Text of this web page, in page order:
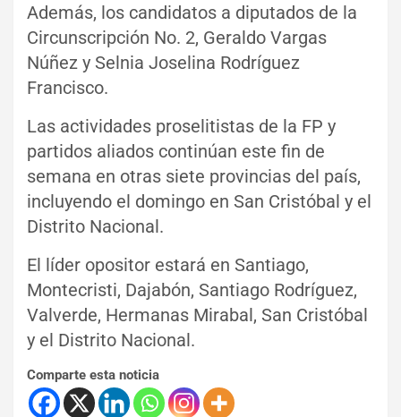
Además, los candidatos a diputados de la
Circunscripción No. 2, Geraldo Vargas
Núñez y Selnia Joselina Rodríguez
Francisco.
Las actividades proselitistas de la FP y
partidos aliados continúan este fin de
semana en otras siete provincias del país,
incluyendo el domingo en San Cristóbal y el
Distrito Nacional.
El líder opositor estará en Santiago,
Montecristi, Dajabón, Santiago Rodríguez,
Valverde, Hermanas Mirabal, San Cristóbal
y el Distrito Nacional.
Comparte esta noticia